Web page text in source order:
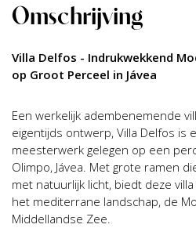
Omschrijving
Villa Delfos - Indrukwekkend
op Groot Perceel in Jávea
Een werkelijk adembenemende
eigentijds ontwerp, Villa Delfos is
meesterwerk gelegen op een
Olimpo, Jávea. Met grote ramen
met natuurlijk licht, biedt deze
het mediterrane landschap, de
Middellandse Zee.